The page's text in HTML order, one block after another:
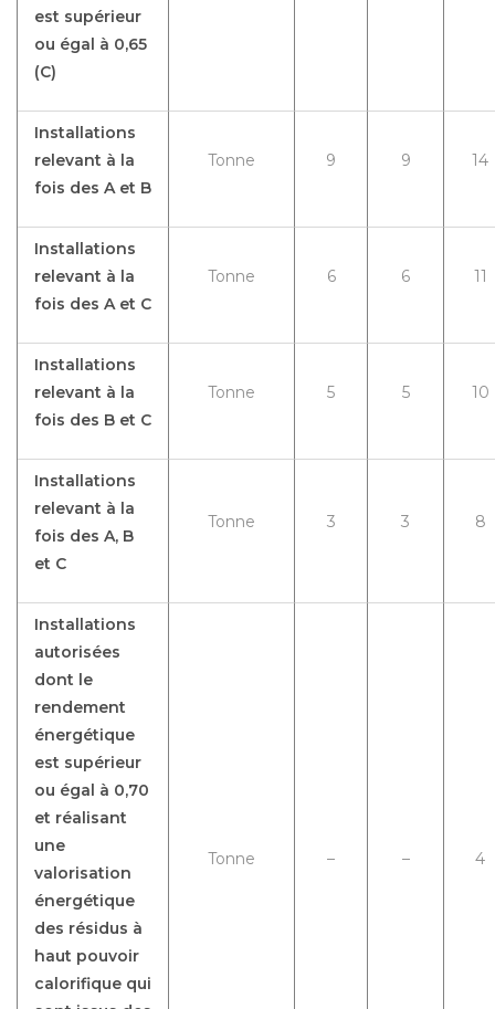
est supérieur
ou égal à 0,65
(C)
Installations
relevant à la
fois des A et B
Tonne 9 9 14
Installations
relevant à la
fois des A et C
Tonne 6 6 11
Installations
relevant à la
fois des B et C
Tonne 5 5 10
Installations
relevant à la
fois des A, B
et C
Tonne 3 3 8
Installations
autorisées
dont le
rendement
énergétique
est supérieur
ou égal à 0,70
et réalisant
une
valorisation
énergétique
des résidus à
haut pouvoir
calorifique qui
Tonne – – 4